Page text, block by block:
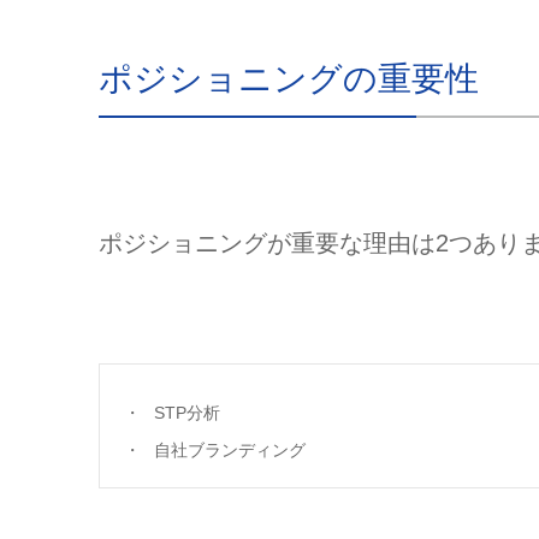
ポジショニングの重要性
ポジショニングが重要な理由は2つあり
STP分析
自社ブランディング